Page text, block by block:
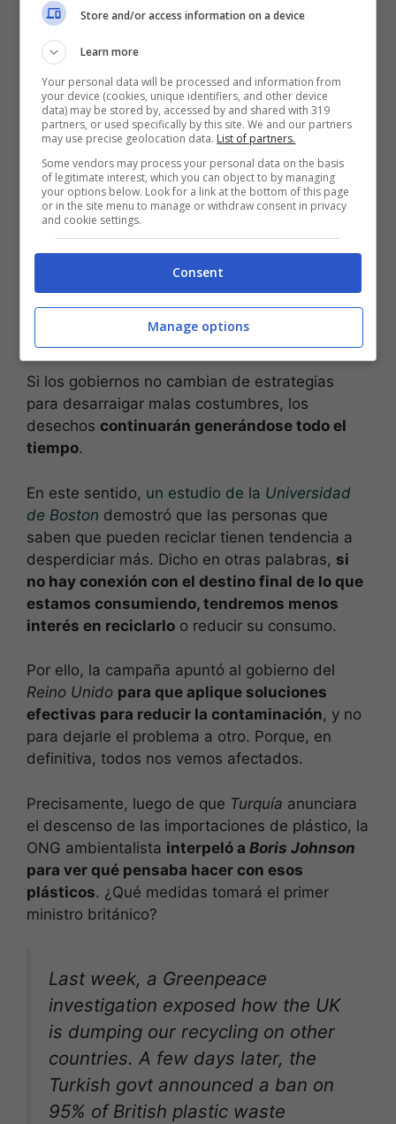
que se está haciendo es“parchar”la
problemática.
No alcanza con prohibir un solo tipo de plástico. (Foto:
Si los gobiernos no cambian de estrategias
para desarraigar malas costumbres, los
desechos continuarán generándose todo el
tiempo.
En este sentido, un estudio de la Universidad
de Boston demostró que las personas que
saben que pueden reciclar tienen tendencia a
desperdiciar más. Dicho en otras palabras, si
no hay conexión con el destino final de lo que
estamos consumiendo, tendremos menos
interés en reciclarlo o reducir su consumo.
Por ello, la campaña apuntó al gobierno del
Reino Unido para que aplique soluciones
efectivas para reducir la contaminación, y no
para dejarle el problema a otro. Porque, en
definitiva, todos nos vemos afectados.
Precisamente, luego de que Turquía anunciara
el descenso de las importaciones de plástico, la
ONG ambientalista interpeló a Boris Johnson
para ver qué pensaba hacer con esos
plásticos. ¿Qué medidas tomará el primer
ministro británico?
Last week, a Greenpeace
investigation exposed how the UK
is dumping our recycling on other
countries. A few days later, the
Turkish govt announced a ban on
95% of British plastic waste
Store and/or access information on a device
Learn more
Your personal data will be processed and information from
your device (cookies, unique identifiers, and other device
data) may be stored by, accessed by and shared with 319
partners, or used specifically by this site. We and our partners
may use precise geolocation data. List of partners.
Some vendors may process your personal data on the basis
of legitimate interest, which you can object to by managing
your options below. Look for a link at the bottom of this page
or in the site menu to manage or withdraw consent in privacy
and cookie settings.
Consent
Manage options